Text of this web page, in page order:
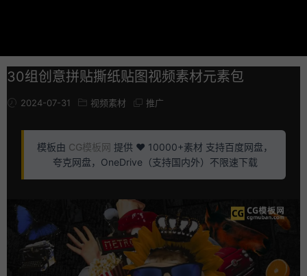
30组创意拼贴撕纸贴图视频素材元素包
2024-07-31 视频素材 推广
模板由 CG模板网 提供 ❤️ 10000+素材 支持百度网盘，
夸克网盘，OneDrive（支持国内外）不限速下载